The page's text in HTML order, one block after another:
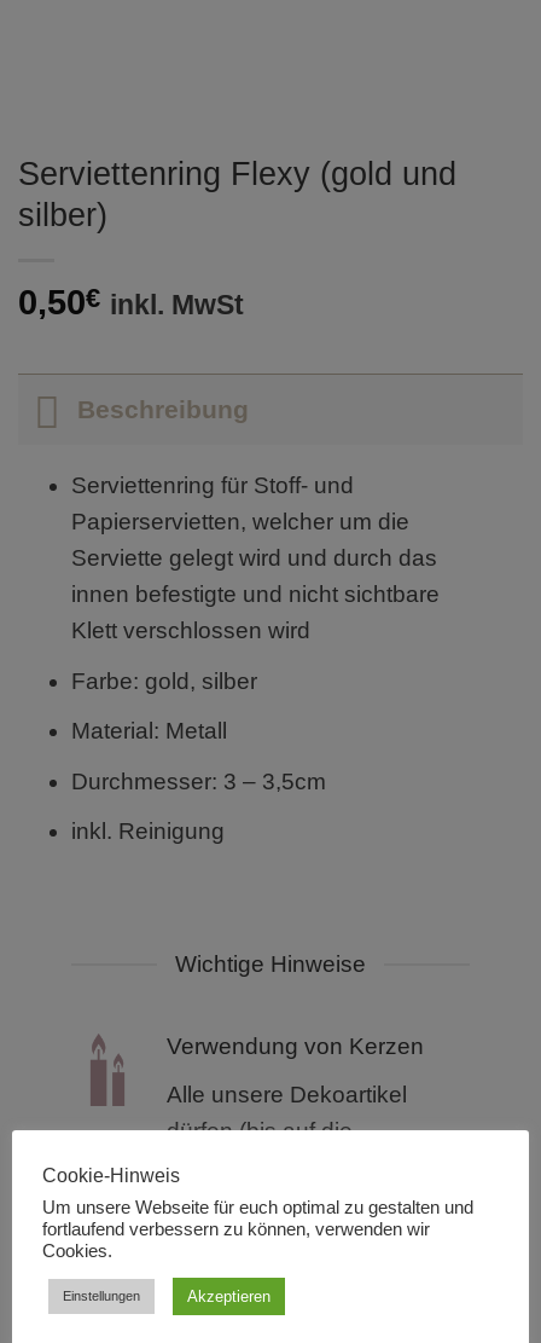
Serviettenring Flexy (gold und
silber)
0,50€ inkl. MwSt
Beschreibung
Serviettenring für Stoff- und
Papierservietten, welcher um die
Serviette gelegt wird und durch das
innen befestigte und nicht sichtbare
Klett verschlossen wird
Farbe: gold, silber
Material: Metall
Durchmesser: 3 – 3,5cm
inkl. Reinigung
Wichtige Hinweise
Verwendung von Kerzen
Alle unsere Dekoartikel
dürfen (bis auf die
Schwimmkerzengläser) nur
mit LED Kerzen verwendet
werden.
Cookie-Hinweis
Um unsere Webseite für euch optimal zu gestalten und
fortlaufend verbessern zu können, verwenden wir
Cookies.
Einstellungen Akzeptieren